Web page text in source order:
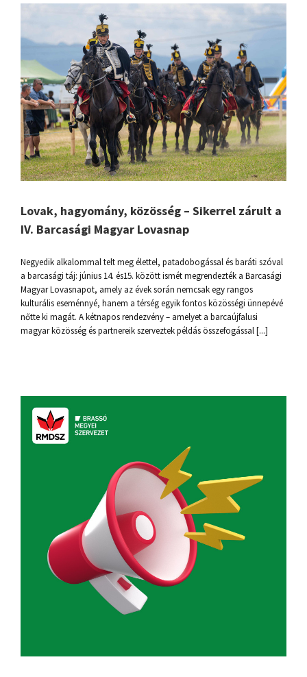
Lovak, hagyomány, közösség – Sikerrel zárult a
IV. Barcasági Magyar Lovasnap
Negyedik alkalommal telt meg élettel, patadobogással és baráti szóval
a barcasági táj: június 14. és15. között ismét megrendezték a Barcasági
Magyar Lovasnapot, amely az évek során nemcsak egy rangos
kulturális eseménnyé, hanem a térség egyik fontos közösségi ünnepévé
nőtte ki magát. A kétnapos rendezvény – amelyet a barcaújfalusi
magyar közösség és partnereik szerveztek példás összefogással [...]